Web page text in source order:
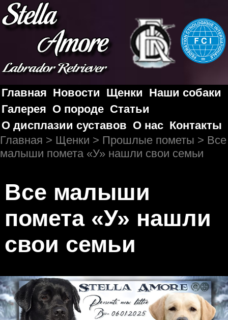
Главная Новости Щенки Наши собаки
Галерея О породе Статьи
О дисплазии суставов О нас Контакты
Главная > Щенки > Прошлые пометы > Все
малыши помета «У» нашли свои семьи
Все малыши
помета «У» нашли
свои семьи